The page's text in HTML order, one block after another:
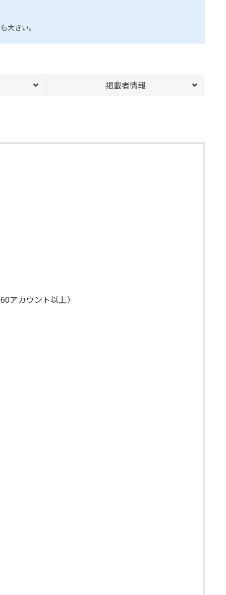
大きい。
掲載者情報
アカウント以上）